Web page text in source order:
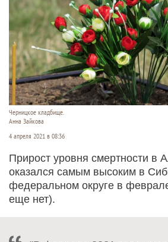
Черницкое кладбище.
Анна Зайкова
4 апреля 2021 в 08:36
Прирост уровня смертности в
оказался самым высоким в
федеральном округе в
еще нет).